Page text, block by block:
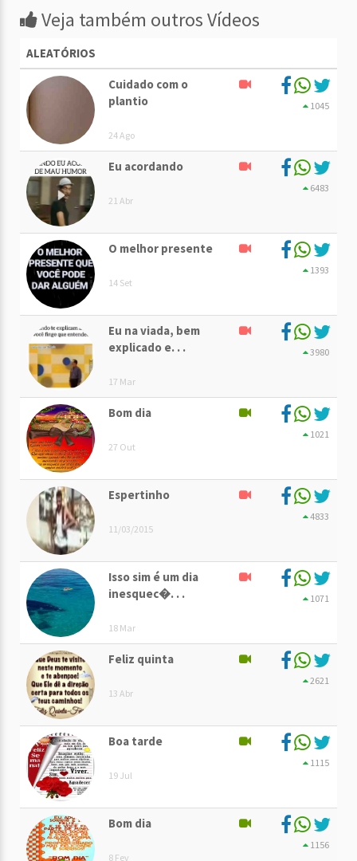
Veja também outros Vídeos
ALEATÓRIOS
Cuidado com o
plantio
24 Ago
1045
Eu acordando
21 Abr
6483
O melhor presente
14 Set
1393
Eu na viada, bem
explicado e. . .
17 Mar
3980
Bom dia
27 Out
1021
Espertinho
11/03/2015
4833
Isso sim é um dia
inesquec�. . .
18 Mar
1071
Feliz quinta
13 Abr
2621
Boa tarde
19 Jul
1115
Bom dia
8 Fev
1156